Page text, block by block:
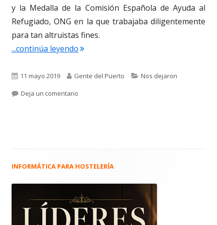
y la Medalla de la Comisión Española de Ayuda al
Refugiado, ONG en la que trabajaba diligentemente
para tan altruistas fines.
...continúa leyendo"3.973. Nicomedes Santos Luis.
Publicado
el
11 mayo 2019 Autor
Gente del Puerto Categorías
Nos dejaron
Deja un comentario
Barra
principal
INFORMÁTICA PARA HOSTELERÍA